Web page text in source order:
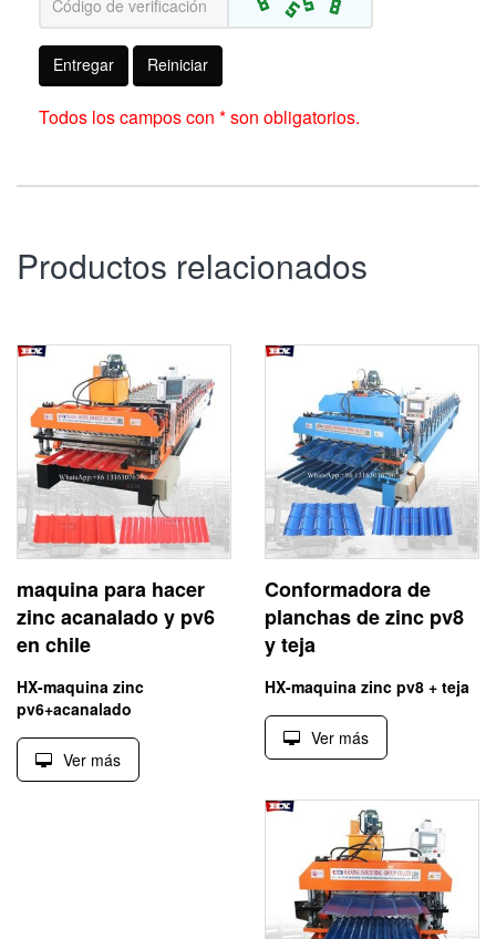
Entregar Reiniciar
Todos los campos con * son obligatorios.
Productos relacionados
maquina para hacer
zinc acanalado y pv6
en chile
HX-maquina zinc
pv6+acanalado
Ver más
Conformadora de
planchas de zinc pv8
y teja
HX-maquina zinc pv8 + teja
Ver más